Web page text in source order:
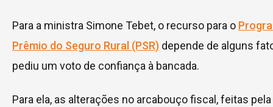
Para a ministra Simone Tebet, o recurso para o
Prêmio do Seguro Rural (PSR) depende de alguns
pediu um voto de confiança à bancada.
Para ela, as alterações no arcabouço fiscal, feitas